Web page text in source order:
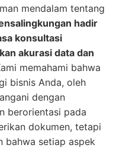
mendalam tentang
hadir
konsultasi
akurasi data dan
memahami bahwa
bisnis Anda, oleh
dengan
berorientasi pada
dokumen, tetapi
bahwa setiap aspek